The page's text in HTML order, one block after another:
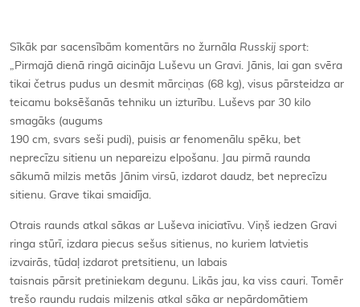
Sīkāk par sacensībām komentārs no žurnāla Russkij sport:
„Pirmajā dienā ringā aicināja Luševu un Gravi. Jānis, lai gan svēra
tikai četrus pudus un desmit mārciņas (68 kg), visus pārsteidza ar
teicamu boksēšanās tehniku un izturību. Luševs par 30 kilo
smagāks (augums
190 cm, svars seši pudi), puisis ar fenomenālu spēku, bet
neprecīzu sitienu un nepareizu elpošanu. Jau pirmā raunda
sākumā milzis metās Jānim virsū, izdarot daudz, bet neprecīzu
sitienu. Grave tikai smaidīja.
Otrais raunds atkal sākas ar Luševa iniciatīvu. Viņš iedzen Gravi
ringa stūrī, izdara piecus sešus sitienus, no kuriem latvietis
izvairās, tūdaļ izdarot pretsitienu, un labais
taisnais pārsit pretiniekam degunu. Likās jau, ka viss cauri. Tomēr
trešo raundu rudais milzenis atkal sāka ar nepārdomātiem